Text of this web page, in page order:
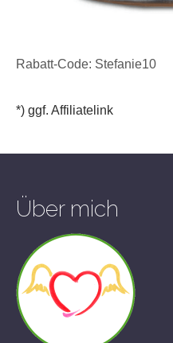
Rabatt-Code: Stefanie10
*) ggf. Affiliatelink
Über mich